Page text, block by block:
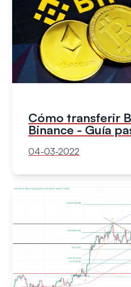
Cómo transferir
Binance - Guía
04-03-2022